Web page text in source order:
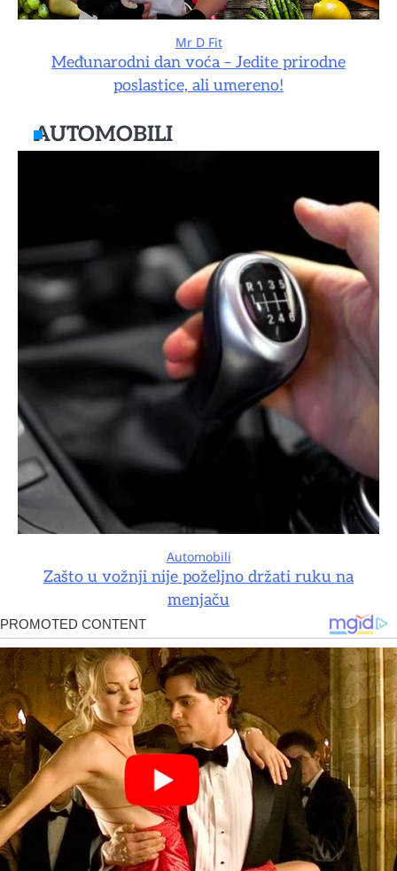
Mr D Fit
Međunarodni dan voća – Jedite prirodne
poslastice, ali umereno!
AUTOMOBILI
Automobili
Zašto u vožnji nije poželjno držati ruku na
menjaču